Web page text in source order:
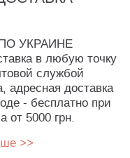
УКРАИНЕ
в любую точку
службой
адресная доставка
- бесплатно при
от 5000 грн.
>>